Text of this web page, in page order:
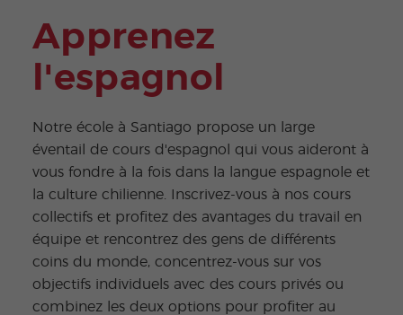
Apprenez
l'espagnol
Notre école à Santiago propose un large
éventail de cours d'espagnol qui vous aideront à
vous fondre à la fois dans la langue espagnole et
la culture chilienne. Inscrivez-vous à nos cours
collectifs et profitez des avantages du travail en
équipe et rencontrez des gens de différents
coins du monde, concentrez-vous sur vos
objectifs individuels avec des cours privés ou
combinez les deux options pour profiter au